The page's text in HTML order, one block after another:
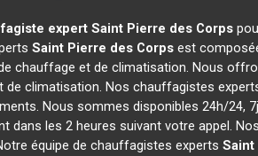
expert Saint Pierre des Corps
Saint Pierre des Corpsest
chauffage et de climatisation. Nous
de climatisation. Nos chauffagistes
Nous sommes disponibles 24h/24,
dans les 2 heures suivant votre appel.
équipe de chauffagistes experts Saint